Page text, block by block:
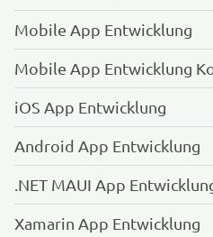
Mobile App Entwicklung
Mobile App Entwicklung
iOS App Entwicklung
Android App Entwicklung
.NET MAUI App
Xamarin App Entwicklung